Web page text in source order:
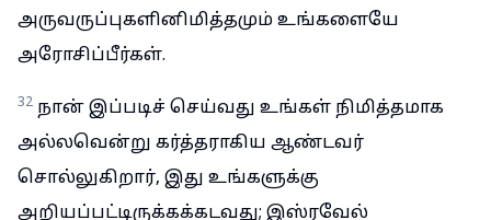
அருவருப்புகளினிமித்தமும் உங்களையே
அரோசிப்பீர்கள்.
32 நான் இப்படிச் செய்வது உங்கள் நிமித்தமாக
அல்லவென்று கர்த்தராகிய ஆண்டவர்
சொல்லுகிறார், இது உங்களுக்கு
அறியப்பட்டிருக்கக்கடவது; இஸ்ரவேல்